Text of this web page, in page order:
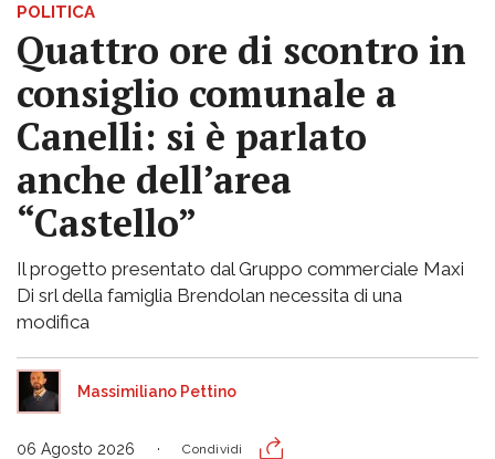
POLITICA
Quattro ore di scontro in
consiglio comunale a
Canelli: si è parlato
anche dell’area
“Castello”
Il progetto presentato dal Gruppo commerciale Maxi
Di srl della famiglia Brendolan necessita di una
modifica
Massimiliano Pettino
06 Agosto 2026 Condividi